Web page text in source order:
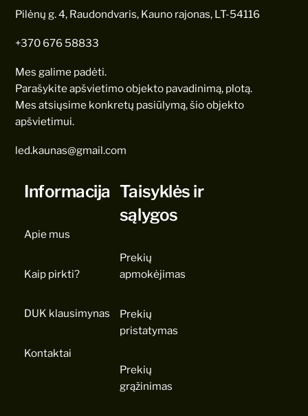
Pilėnų g. 4, Raudondvaris, Kauno rajonas, LT-54116
+370 676 58833
Mes galime padėti.
Parašykite apšvietimo objekto pavadinimą, plotą.
Mes atsiųsime konkretų pasiūlymą, šio objekto
apšvietimui.
led.kaunas@gmail.com
Informacija
Apie mus
Kaip pirkti?
DUK klausimynas
Kontaktai
Taisyklės ir
sąlygos
Prekių
apmokėjimas
Prekių
pristatymas
Prekių
grąžinimas